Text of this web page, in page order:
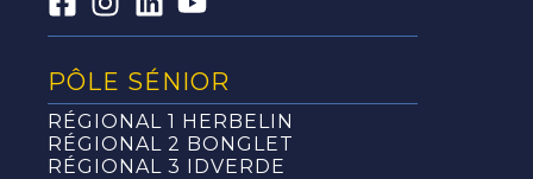
PÔLE SÉNIOR
RÉGIONAL 1 HERBELIN
RÉGIONAL 2 BONGLET
RÉGIONAL 3 IDVERDE